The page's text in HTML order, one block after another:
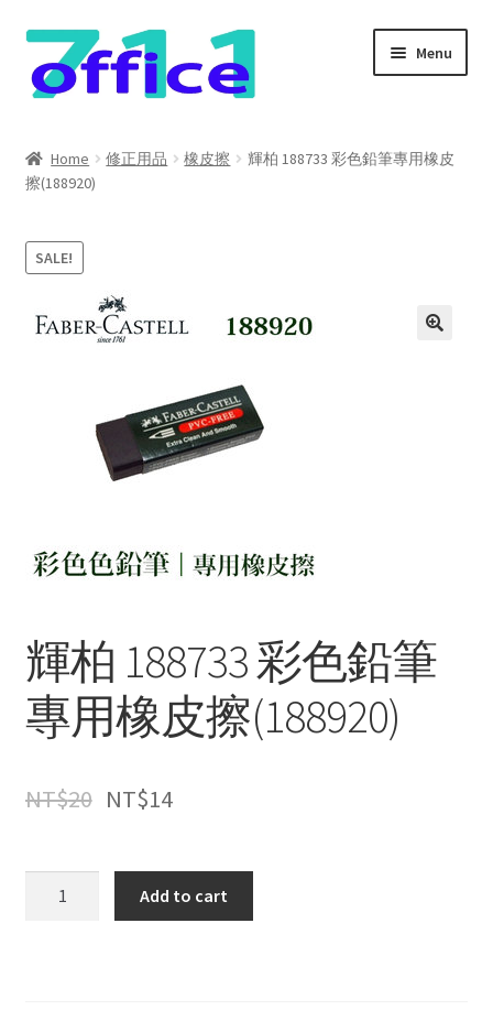
Skip
to
navigation
Skip
to
content
Menu
我的帳號
結帳
防詐騙聲明
Home 修正用品 橡皮擦
輝柏 188733 彩色鉛筆專用橡皮
擦(188920)
SALE!
輝柏 188733 彩色鉛筆
專用橡皮擦(188920)
NT$20 NT$14
Add to cart